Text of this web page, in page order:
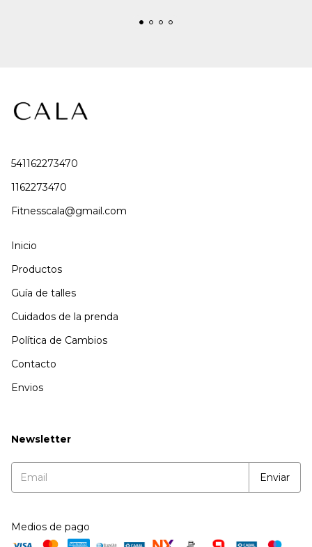
541162273470
1162273470
Fitnesscala@gmail.com
Inicio
Productos
Guía de talles
Cuidados de la prenda
Política de Cambios
Contacto
Envios
Newsletter
Medios de pago